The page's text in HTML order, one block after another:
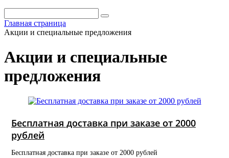
Главная страница
Акции и специальные предложения
Акции и специальные
предложения
Бесплатная доставка при заказе от 2000
рублей
Бесплатная доставка при заказе от 2000 рублей